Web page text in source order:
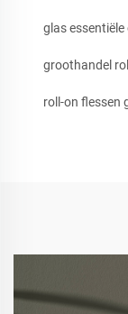
glas essentiële
groothandel
roll-on flessen